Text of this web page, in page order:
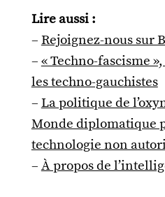
Lire aussi :
–Rejoignez-nous sur
–« Techno-fascisme
les techno-gauchistes
–La politique de
Monde diplomatique
technologie non
–À propos de